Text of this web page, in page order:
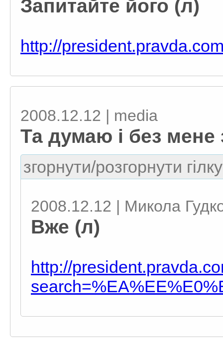
Запитайте його (л)
http://
2008.12.12 | media
Та думаю і без мене
згорнути/розгорнути
2008.12.12 | Микола
Вже (л)
http://